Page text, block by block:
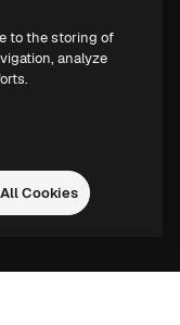
to the storing of
analyze
Cookies